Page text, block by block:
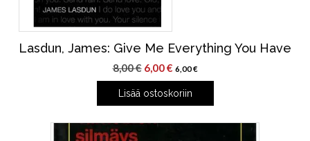
Lasdun, James: Give Me Everything You Have
8,00€ Alkuperäinen
hinta
oli:
6,00€Nykyinen
hinta
on:
6,00€
Lisää ostoskoriin